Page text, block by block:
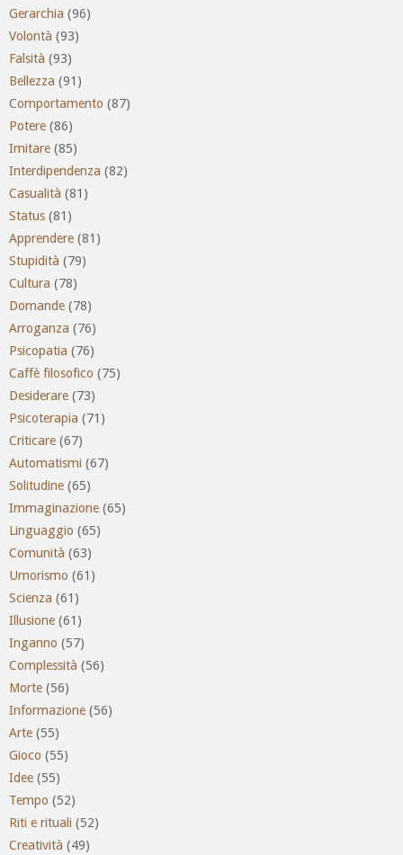
Gerarchia (96)
Volontà (93)
Falsità (93)
Bellezza (91)
Comportamento (87)
Potere (86)
Imitare (85)
Interdipendenza (82)
Casualità (81)
Status (81)
Apprendere (81)
Stupidità (79)
Cultura (78)
Domande (78)
Arroganza (76)
Psicopatia (76)
Caffè filosofico (75)
Desiderare (73)
Psicoterapia (71)
Criticare (67)
Automatismi (67)
Solitudine (65)
Immaginazione (65)
Linguaggio (65)
Comunità (63)
Umorismo (61)
Scienza (61)
Illusione (61)
Inganno (57)
Complessità (56)
Morte (56)
Informazione (56)
Arte (55)
Gioco (55)
Idee (55)
Tempo (52)
Riti e rituali (52)
Creatività (49)